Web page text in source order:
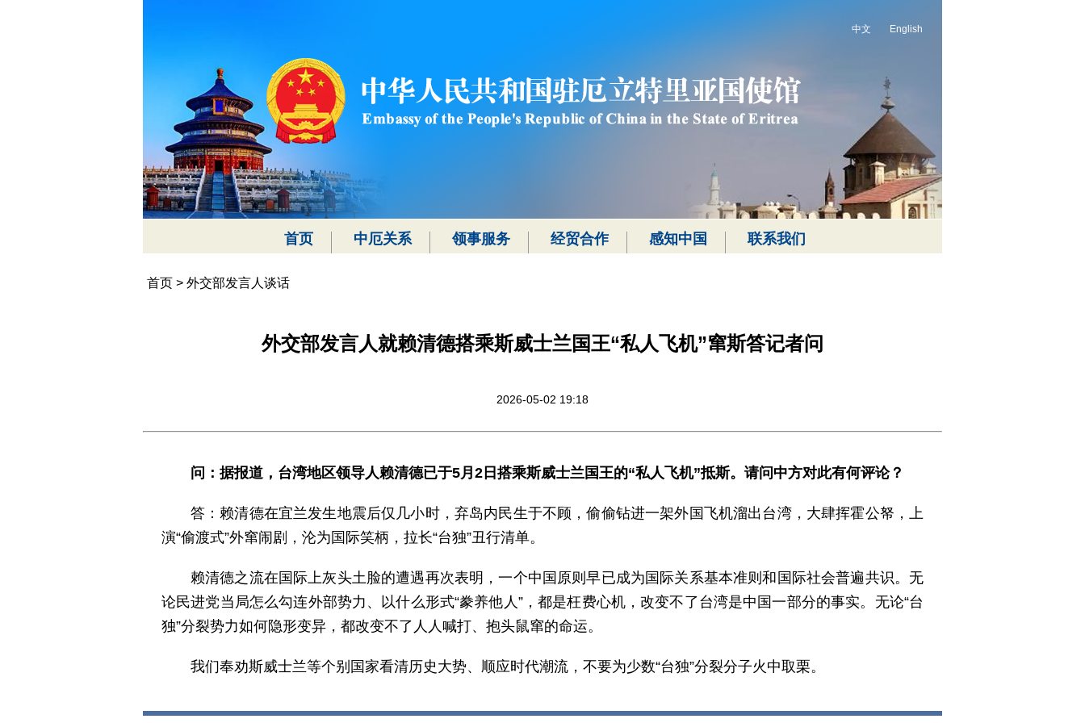
中文 English
首页 中厄关系 领事服务 经贸合作 感知中国 联系我们
首页 > 外交部发言人谈话
外交部发言人就赖清德搭乘斯威士兰国王“私人飞机”窜斯答记者问
2026-05-02 19:18
问：据报道，台湾地区领导人赖清德已于5月2日搭乘斯威士兰国王的“私人飞机”抵斯。请问中方对此有何评论？
答：赖清德在宜兰发生地震后仅几小时，弃岛内民生于不顾，偷偷钻进一架外国飞机溜出台湾，大肆挥霍公帑，上
演“偷渡式”外窜闹剧，沦为国际笑柄，拉长“台独”丑行清单。
赖清德之流在国际上灰头土脸的遭遇再次表明，一个中国原则早已成为国际关系基本准则和国际社会普遍共识。无
论民进党当局怎么勾连外部势力、以什么形式“豢养他人”，都是枉费心机，改变不了台湾是中国一部分的事实。无论“台
独”分裂势力如何隐形变异，都改变不了人人喊打、抱头鼠窜的命运。
我们奉劝斯威士兰等个别国家看清历史大势、顺应时代潮流，不要为少数“台独”分裂分子火中取栗。